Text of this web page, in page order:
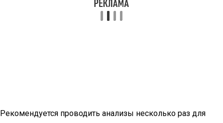
Рекомендуется проводить анализы несколько раз для